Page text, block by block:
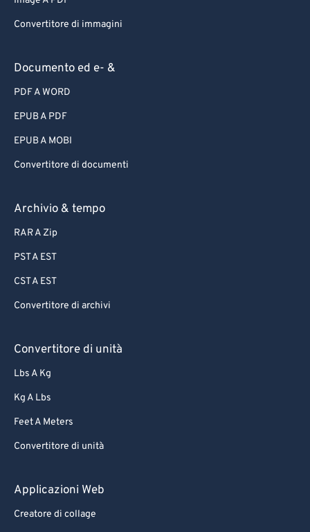
Convertitore di immagini
Documento ed e- &
PDF A WORD
EPUB A PDF
EPUB A MOBI
Convertitore di documenti
Archivio & tempo
RAR A Zip
PST A EST
CST A EST
Convertitore di archivi
Convertitore di unità
Lbs A Kg
Kg A Lbs
Feet A Meters
Convertitore di unità
Applicazioni Web
Creatore di collage